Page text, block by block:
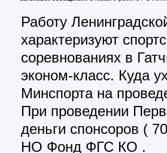
Работу
характеризуют
соревнованиях в
эконом-класс. Куда
Минспорта на
При проведении
деньги спонсоров (
НО Фонд ФГС КО .